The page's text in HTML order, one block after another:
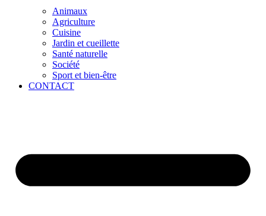
Animaux
Agriculture
Cuisine
Jardin et cueillette
Santé naturelle
Société
Sport et bien-être
CONTACT